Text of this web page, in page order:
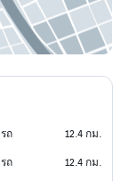
ถ 12.4 กม.
ถ 12.4 กม.